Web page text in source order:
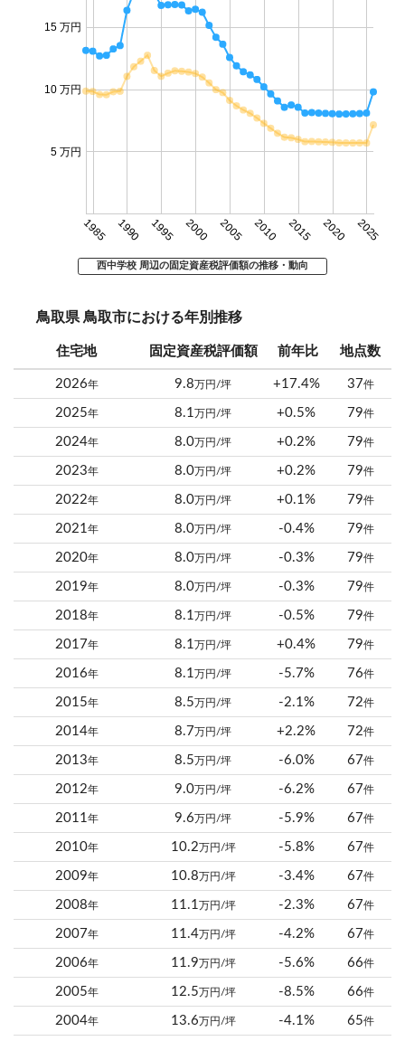
1985 1990 1995 2000 2005 2010 2015 2020 2025
5 万円
10 万円
15 万円
西中学校 周辺の固定資産税評価額の推移・動向
鳥取県 鳥取市における年別推移
住宅地 固定資産税評価額 前年比 地点数
2026年 9.8 万円/坪 +17.4% 37件
2025年 8.1 万円/坪 +0.5% 79件
2024年 8.0万円/坪 +0.2% 79件
2023年 8.0万円/坪 +0.2% 79件
2022年 8.0万円/坪 +0.1% 79件
2021年 8.0万円/坪 -0.4% 79件
2020年 8.0万円/坪 -0.3% 79件
2019年 8.0万円/坪 -0.3% 79件
2018年 8.1 万円/坪 -0.5% 79件
2017年 8.1 万円/坪 +0.4% 79件
2016年 8.1 万円/坪 -5.7% 76件
2015年 8.5 万円/坪 -2.1% 72件
2014年 8.7 万円/坪 +2.2% 72件
2013年 8.5 万円/坪 -6.0% 67件
2012年 9.0万円/坪 -6.2% 67件
2011年 9.6 万円/坪 -5.9% 67件
2010年 10.2 万円/坪 -5.8% 67件
2009年 10.8 万円/坪 -3.4% 67件
2008年 11.1 万円/坪 -2.3% 67件
2007年 11.4万円/坪 -4.2% 67件
2006年 11.9 万円/坪 -5.6% 66件
2005年 12.5 万円/坪 -8.5% 66件
2004年 13.6 万円/坪 -4.1% 65件